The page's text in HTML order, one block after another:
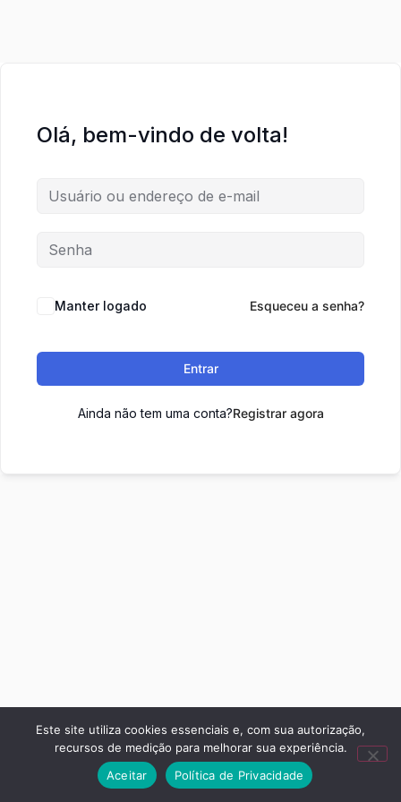
Olá, bem-vindo de volta!
Manter logado Esqueceu a senha?
Entrar
Ainda não tem uma conta?Registrar agora
Este site utiliza cookies essenciais e, com sua autorização,
recursos de medição para melhorar sua experiência.
Aceitar
Política de Privacidade